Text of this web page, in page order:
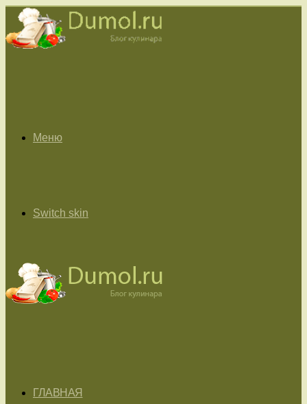
Меню
Switch skin
ГЛАВНАЯ